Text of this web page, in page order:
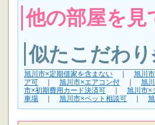
他の部屋を見
似たこだわ
旭川市×定期借家を含まない ｜ 旭川
ア可 ｜ 旭川市×エアコン付 ｜ 旭
市×初期費用カード決済可 ｜ 旭川市×
車場 ｜ 旭川市×ペット相談可 ｜